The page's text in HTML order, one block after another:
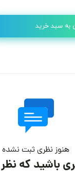
به سبد خرید
هنوز نظری ثبت نشده
باشید که